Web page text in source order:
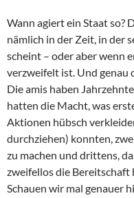
Wann agiert ein Staat so?
nämlich in der Zeit, in der
scheint – oder aber wenn
verzweifelt ist. Und genau
Die amis haben
hatten die Macht, was
Aktionen hübsch
durchziehen) konnten,
zu machen und drittens,
zweifellos die Bereitschaft
Schauen wir mal genauer